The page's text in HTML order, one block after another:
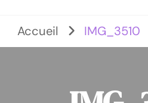
Votre panier
Accueil IMG_3510